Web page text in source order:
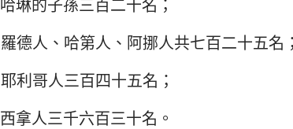
哈琳的子孫三百二十名；
羅德人、哈第人、阿挪人共七百二十五名；
耶利哥人三百四十五名；
西拿人三千六百三十名。